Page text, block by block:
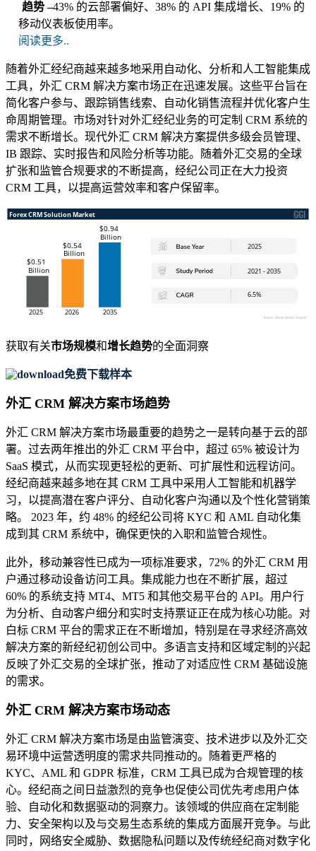
趋势 –43% 的云部署偏好、38% 的 API 集成增长、19% 的
移动仪表板使用率。
阅读更多..
随着外汇经纪商越来越多地采用自动化、分析和人工智能集成
工具，外汇 CRM 解决方案市场正在迅速发展。这些平台旨在
简化客户参与、跟踪销售线索、自动化销售流程并优化客户生
命周期管理。市场对针对外汇经纪业务的可定制 CRM 系统的
需求不断增长。现代外汇 CRM 解决方案提供多级会员管理、
IB 跟踪、实时报告和风险分析等功能。随着外汇交易的全球
扩张和监管合规要求的不断提高，经纪公司正在大力投资
CRM 工具，以提高运营效率和客户保留率。
获取有关市场规模和增长趋势的全面洞察
免费下载样本
外汇 CRM 解决方案市场趋势
外汇 CRM 解决方案市场最重要的趋势之一是转向基于云的部
署。过去两年推出的外汇 CRM 平台中，超过 65% 被设计为
SaaS 模式，从而实现更轻松的更新、可扩展性和远程访问。
经纪商越来越多地在其 CRM 工具中采用人工智能和机器学
习，以提高潜在客户评分、自动化客户沟通以及个性化营销策
略。 2023 年，约 48% 的经纪公司将 KYC 和 AML 自动化集
成到其 CRM 系统中，确保更快的入职和监管合规性。
此外，移动兼容性已成为一项标准要求，72% 的外汇 CRM 用
户通过移动设备访问工具。集成能力也在不断扩展，超过
60% 的系统支持 MT4、MT5 和其他交易平台的 API。用户行
为分析、自动客户细分和实时支持票证正在成为核心功能。对
白标 CRM 平台的需求正在不断增加，特别是在寻求经济高效
解决方案的新经纪初创公司中。多语言支持和区域定制的兴起
反映了外汇交易的全球扩张，推动了对适应性 CRM 基础设施
的需求。
外汇 CRM 解决方案市场动态
外汇 CRM 解决方案市场是由监管演变、技术进步以及外汇交
易环境中运营透明度的需求共同推动的。随着更严格的
KYC、AML 和 GDPR 标准，CRM 工具已成为合规管理的核
心。经纪商之间日益激烈的竞争也促使公司优先考虑用户体
验、自动化和数据驱动的洞察力。该领域的供应商在定制能
力、安全架构以及与交易生态系统的集成方面展开竞争。与此
同时，网络安全威胁、数据隐私问题以及传统经纪商对数字化